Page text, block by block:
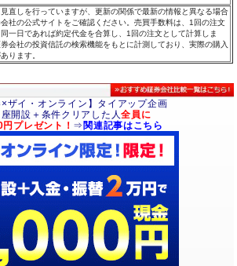
直しを行っていますが、更新の関係で最新の情報と異なる場合
社の公式サイトをご確認ください。売買手数料は、1回の注文
一日であれば約定代金を合算し、1回の注文として計算しま
会社の投資信託の検索機能をもとに計測しており、実際の購入
ります。
×ザイ・オンライン】タイアップ企画
開設＋条件クリアした人全員に
プレゼント！ ⇒ 関連記事はこちら